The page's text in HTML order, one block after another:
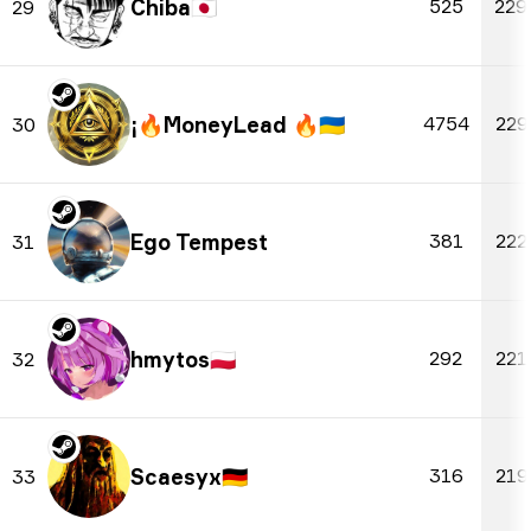
29 Chiba 🇯🇵 525
30 🇺🇦 4754
31 Ego Tempest 381
32 hmytos🇵🇱 292
33 Scaesyx🇩🇪 316